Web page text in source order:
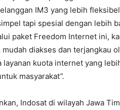
IM3 yang lebih
tapi spesial dengan lebih
paket Freedom Internet ini,
diakses dan terjangkau
kuota internet yang
masyarakat”.
Indosat di wilayah Jawa